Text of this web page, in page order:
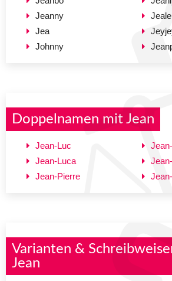
Jeanny
Jea
Johnny
Doppelnamen mit Jean
Jean-Luc
Jean-Luca
Jean-Pierre
Varianten &
Jean